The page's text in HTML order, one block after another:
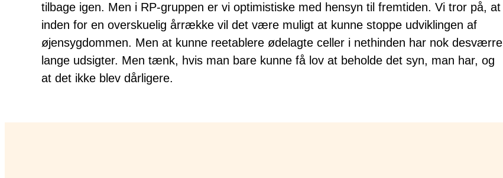
tilbage igen. Men i RP-gruppen er vi optimistiske med hensyn til fremtiden. Vi tror på, at
inden for en overskuelig årrække vil det være muligt at kunne stoppe udviklingen af
øjensygdommen. Men at kunne reetablere ødelagte celler i nethinden har nok desværre
lange udsigter. Men tænk, hvis man bare kunne få lov at beholde det syn, man har, og
at det ikke blev dårligere.